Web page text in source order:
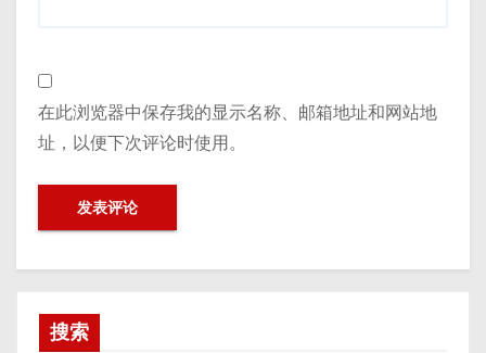
在此浏览器中保存我的显示名称、邮箱地址和网站地
址，以便下次评论时使用。
搜索